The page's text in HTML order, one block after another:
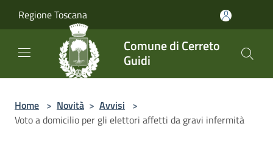
Regione Toscana
Comune di Cerreto
Guidi
Home > Novità > Avvisi >
Voto a domicilio per gli elettori affetti da gravi infermità